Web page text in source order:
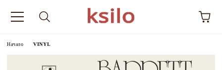
Начало VINYL